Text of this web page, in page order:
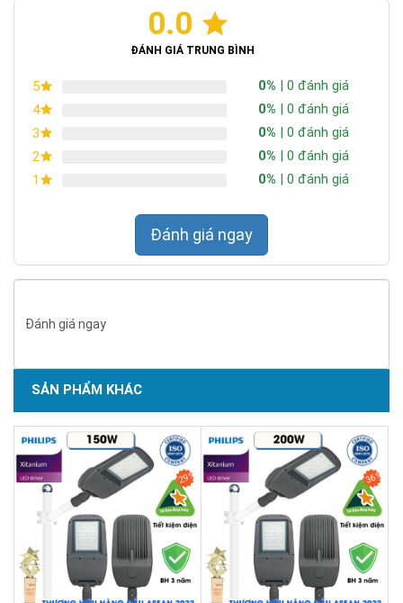
Chứng nhận ISO 9001:2015
SẢN PHẨM DỊCH VỤ CHẤT LƯỢNG ASEAN 2019
0.0
ĐÁNH GIÁ TRUNG BÌNH
5 0% | 0 đánh giá
4
0% | 0 đánh giá
3
0% | 0 đánh giá
2
0% | 0 đánh giá
1
0% | 0 đánh giá
Đánh giá ngay
Đánh giá ngay
SẢN PHẨM KHÁC
29% 36%